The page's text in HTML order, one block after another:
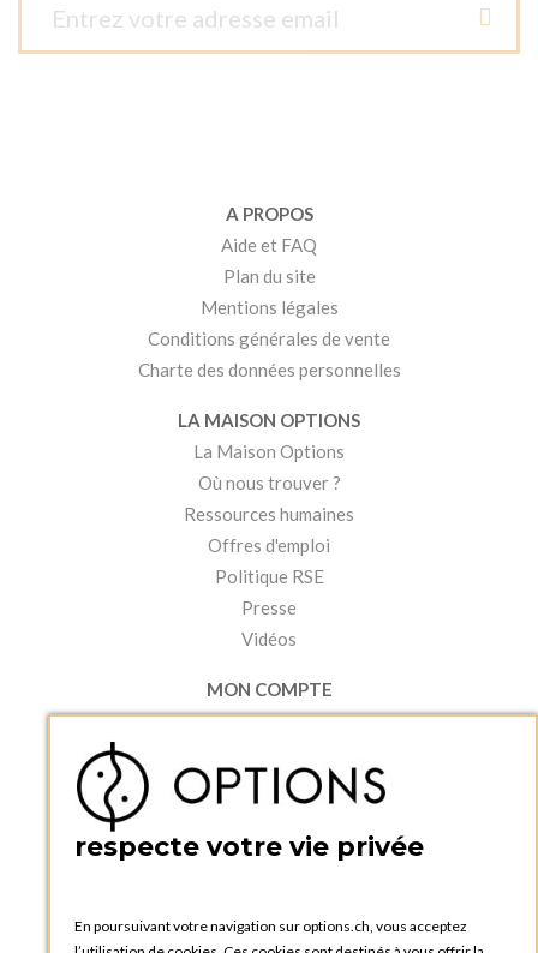
A PROPOS
Aide et FAQ
Plan du site
Mentions légales
Conditions générales de vente
Charte des données personnelles
LA MAISON OPTIONS
La Maison Options
Où nous trouver ?
Ressources humaines
Offres d'emploi
Politique RSE
Presse
Vidéos
MON COMPTE
Accéder à mon compte
Créer un compte
PRATIQUE
Catalogues et bons de commande
Tutoriels
respecte votre vie privée
En poursuivant votre navigation sur options.ch, vous acceptez